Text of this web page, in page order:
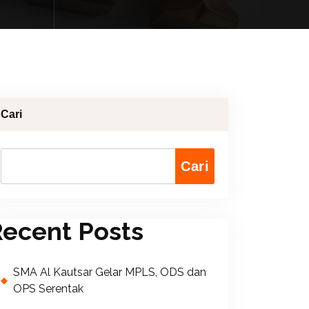
Cari
Cari
Posts
SMA Al Kautsar Gelar MPLS, ODS dan
OPS Serentak